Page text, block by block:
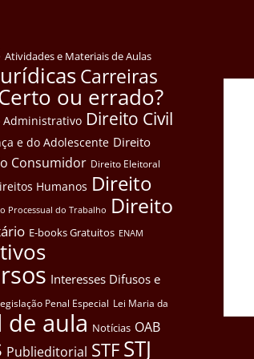
Atividades e Materiais de Aulas
Carreiras
ou errado?
Administrativo Direito Civil
e do Adolescente Direito
Consumidor Direito Eleitoral
Humanos Direito
Processual do Trabalho Direito
E-books Gratuitos ENAM
Interesses Difusos e
Penal Especial Lei Maria da
de aula Notícias OAB
Publieditorial STFSTJ